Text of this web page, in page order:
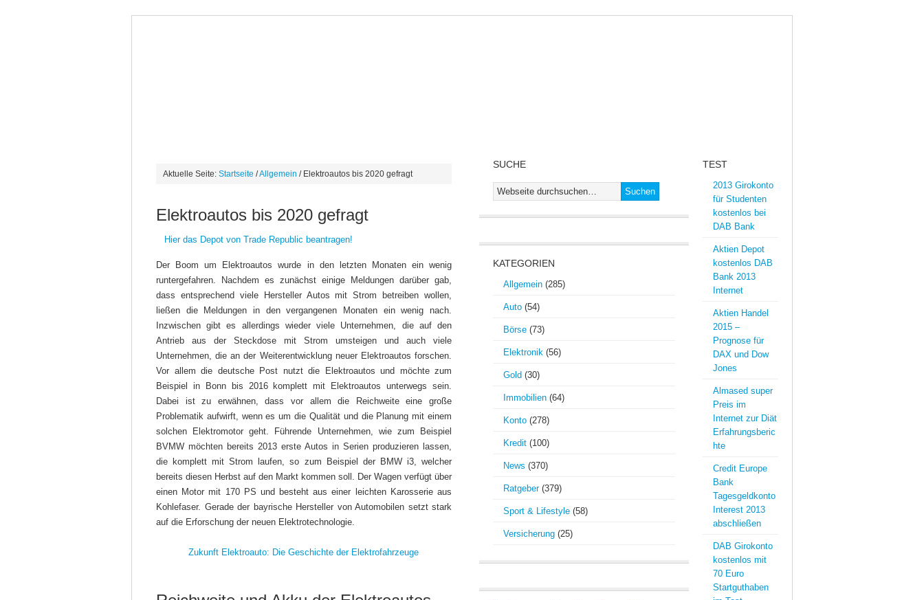
Aktuelle Seite: Startseite /Allgemein / Elektroautos bis 2020 gefragt
Elektroautos bis 2020 gefragt
Hier das Depot von Trade Republic beantragen!
Der Boom um Elektroautos wurde in den letzten Monaten ein wenig
runtergefahren. Nachdem es zunächst einige Meldungen darüber gab,
dass entsprechend viele Hersteller Autos mit Strom betreiben wollen,
ließen die Meldungen in den vergangenen Monaten ein wenig nach.
Inzwischen gibt es allerdings wieder viele Unternehmen, die auf den
Antrieb aus der Steckdose mit Strom umsteigen und auch viele
Unternehmen, die an der Weiterentwicklung neuer Elektroautos forschen.
Vor allem die deutsche Post nutzt die Elektroautos und möchte zum
Beispiel in Bonn bis 2016 komplett mit Elektroautos unterwegs sein.
Dabei ist zu erwähnen, dass vor allem die Reichweite eine große
Problematik aufwirft, wenn es um die Qualität und die Planung mit einem
solchen Elektromotor geht. Führende Unternehmen, wie zum Beispiel
BVMW möchten bereits 2013 erste Autos in Serien produzieren lassen,
die komplett mit Strom laufen, so zum Beispiel der BMW i3, welcher
bereits diesen Herbst auf den Markt kommen soll. Der Wagen verfügt über
einen Motor mit 170 PS und besteht aus einer leichten Karosserie aus
Kohlefaser. Gerade der bayrische Hersteller von Automobilen setzt stark
auf die Erforschung der neuen Elektrotechnologie.
Zukunft Elektroauto: Die Geschichte der Elektrofahrzeuge
SUCHE
KATEGORIEN
Allgemein (285)
Auto (54)
Börse (73)
Elektronik (56)
Gold (30)
Immobilien (64)
Konto (278)
Kredit (100)
News (370)
Ratgeber(379)
Sport & Lifestyle (58)
Versicherung (25)
TEST
2013 Girokonto
für Studenten
kostenlos bei
DAB Bank
Aktien Depot
kostenlos DAB
Bank 2013
Internet
Aktien Handel
2015 –
Prognose für
DAX und Dow
Jones
Almased super
Preis im
Internet zur Diät
Erfahrungsberic
hte
Credit Europe
Bank
Tagesgeldkonto
Interest 2013
abschließen
DAB Girokonto
kostenlos mit
70 Euro
Startguthaben